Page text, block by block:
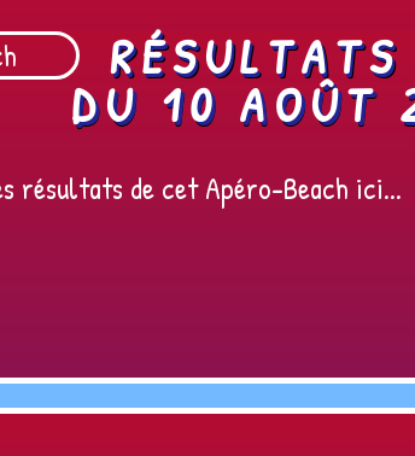
DU 10 AOÛT
résultats de cet Apéro-Beach ici...